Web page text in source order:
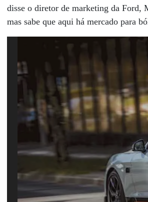
disse o diretor de marketing da Ford,
mas sabe que aqui há mercado para